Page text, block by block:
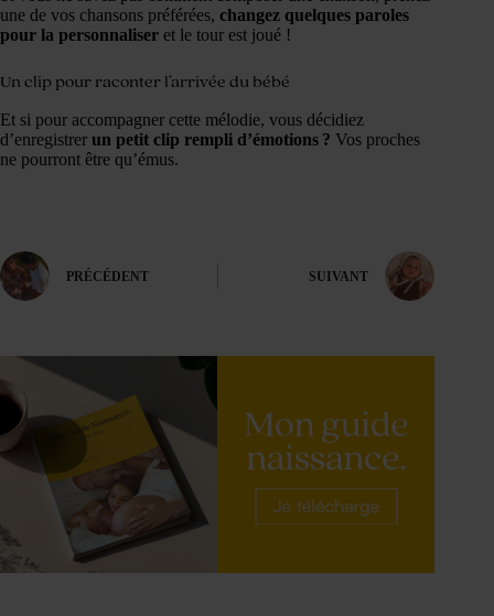
une de vos chansons préférées, changez quelques paroles
pour la personnaliser et le tour est joué !
Un clip pour raconter l’arrivée du bébé
Et si pour accompagner cette mélodie, vous décidiez
d’enregistrer un petit clip rempli d’émotions ? Vos proches
ne pourront être qu’émus.
PRÉCÉDENT SUIVANT